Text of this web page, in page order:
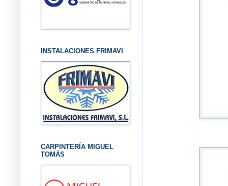
INSTALACIONES FRIMAVI
CARPINTERÍA MIGUEL
TOMÁS